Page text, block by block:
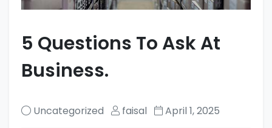
5 Questions To Ask At
Business.
Uncategorized faisal April 1, 2025